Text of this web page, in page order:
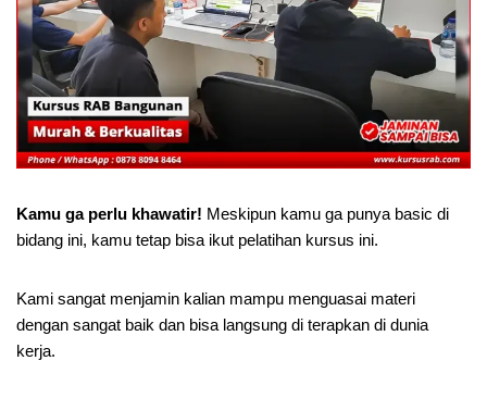
Kamu ga perlu khawatir! Meskipun kamu ga punya basic di
bidang ini, kamu tetap bisa ikut pelatihan kursus ini.
Kami sangat menjamin kalian mampu menguasai materi
dengan sangat baik dan bisa langsung di terapkan di dunia
kerja.